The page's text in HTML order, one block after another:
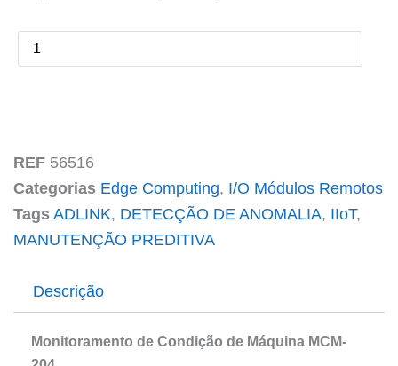
MCM-
REF 56516
Categorias Edge Computing, I/O Módulos Remotos
Tags ADLINK, DETECÇÃO DE ANOMALIA, IIoT,
MANUTENÇÃO PREDITIVA
Descrição
Monitoramento de Condição de Máquina MCM-